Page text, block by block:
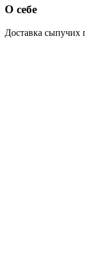
О себе
Доставка сыпучих